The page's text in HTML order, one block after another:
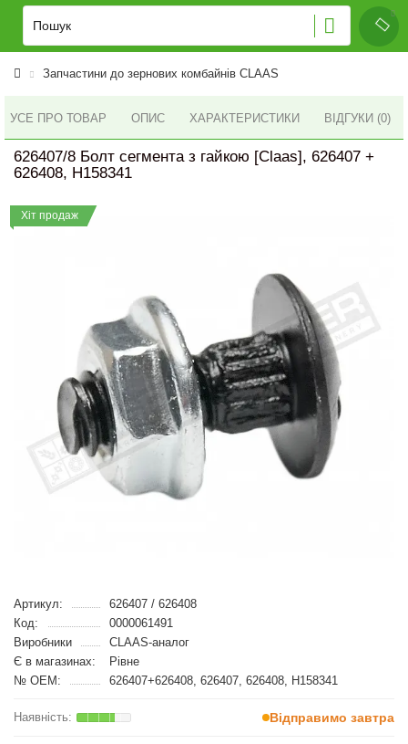
Запчастини до зернових комбайнів CLAAS
УСЕ ПРО ТОВАР ОПИС ХАРАКТЕРИСТИКИ ВІДГУКИ (0)
626407/8 Болт сегмента з гайкою [Claas], 626407 +
626408, H158341
Хіт продаж
Артикул:
626407 / 626408
Код:
0000061491
Виробники
CLAAS-аналог
Є в магазинах:
Рівне
№ OEM:
626407+626408, 626407, 626408, H158341
Відправимо завтра